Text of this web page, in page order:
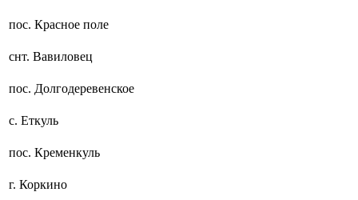
пос. Красное поле
снт. Вавиловец
пос. Долгодеревенское
с. Еткуль
пос. Кременкуль
г. Коркино